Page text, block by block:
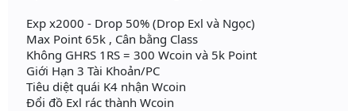
Exp x2000 - Drop 50% (Drop Exl và Ngọc)
Max Point 65k , Cân bằng Class
Không GHRS 1RS = 300 Wcoin và 5k Point
Giới Hạn 3 Tài Khoản/PC
Tiêu diệt quái K4 nhận Wcoin
Đổi đồ Exl rác thành Wcoin